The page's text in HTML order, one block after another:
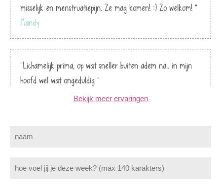
misselijk en menstruatiepijn. Ze mag komen! :) Zo welkom! "
Mandy
"Lichamelijk prima, op wat sneller buiten adem na.. in mijn
hoofd wel wat ongeduldig "
"Nog best heel fit, een uur rustig wandelen met een zitpauze
niet wachten! "
Bekijk meer ervaringen